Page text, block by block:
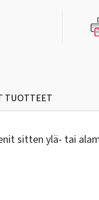
TUOTTEET
sitten ylä- tai